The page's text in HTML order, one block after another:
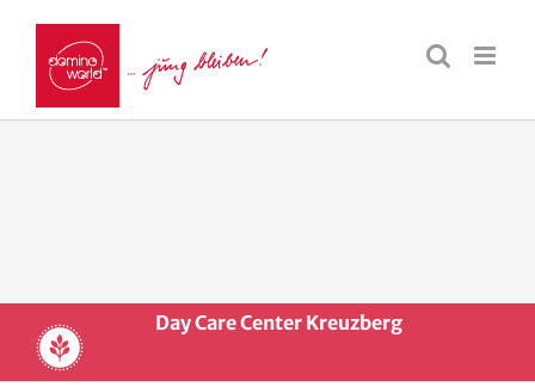
Day Care Center Kreuzberg